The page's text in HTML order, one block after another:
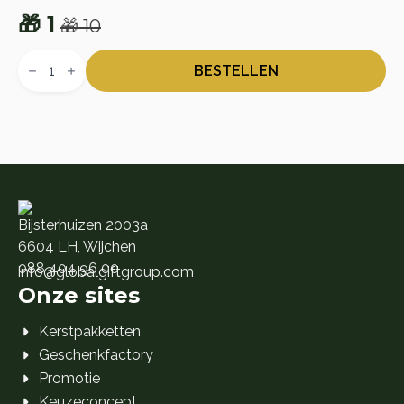
🎁10
Oorspronkelijke
prijs
🎁 1
Huidige
prijs
Cadeaukaart
BESTELLEN
Bijsterhuizen 2003a
6604 LH, Wijchen
088 404 96 00
info@globalgiftgroup.com
Onze sites
Kerstpakketten
Geschenkfactory
Promotie